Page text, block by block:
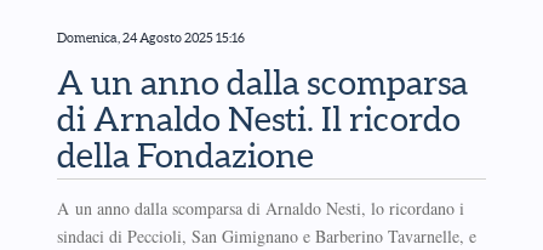
Domenica, 24 Agosto 2025 15:16
A un anno dalla scomparsa
di Arnaldo Nesti. Il ricordo
della Fondazione
A un anno dalla scomparsa di Arnaldo Nesti, lo ricordano i
sindaci di Peccioli, San Gimignano e Barberino Tavarnelle, e